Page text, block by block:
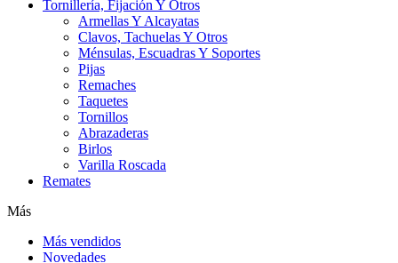
Tornillería, Fijación Y Otros
Armellas Y Alcayatas
Clavos, Tachuelas Y Otros
Ménsulas, Escuadras Y Soportes
Pijas
Remaches
Taquetes
Tornillos
Abrazaderas
Birlos
Varilla Roscada
Remates
Más
Más vendidos
Novedades